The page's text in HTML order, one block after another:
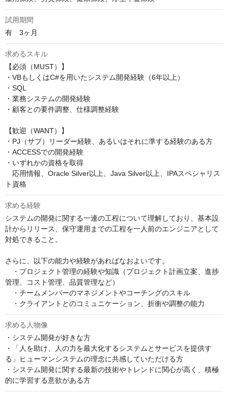
試用期間
有　3ヶ月
求めるスキル
【必須（MUST）】
・VBもしくはC#を用いたシステム開発経験（6年以上）
・SQL
・業務システムの開発経験
・顧客との要件調整、仕様調整経験
【歓迎（WANT）】
・PJ（サブ）リーダー経験、あるいはそれに準する経験のある方
・ACCESSでの開発経験
・いずれかの資格を取得
応用情報、Oracle Silver以上、Java Silver以上、IPAスペシャリス
ト資格
求める経験
システムの開発に関する一連の工程について理解しており、基本設
計からリリース、保守運用までの工程を一人前のエンジニアとして
対処できること。
さらに、以下の能力や経験があればなおよいです。
・プロジェクト管理の経験や知識（プロジェクト計画立案、進捗
管理、コスト管理、品質管理など）
・チームメンバーのマネジメントやコーチングのスキル
・クライアントとのコミュニケーション、折衝や調整の能力
求める人物像
・システム開発が好きな方
・「人を助け、人の力を最大化するシステムとサービスを提供す
る」ヒューマンシステムの理念に共感していただける方
・システム開発に関する最新の技術やトレンドに関心が高く、積極
的に学習する意欲がある方